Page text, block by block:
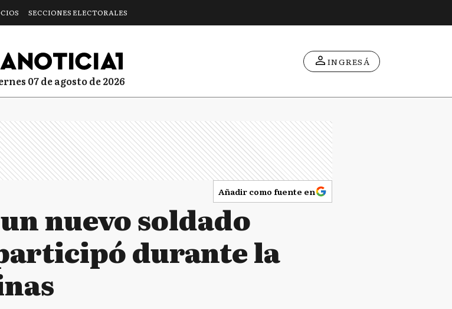
SECCIONES ELECTORALES
07 de agosto de 2026
INGRESÁ
Añadir como fuente en
nuevo soldado
durante la